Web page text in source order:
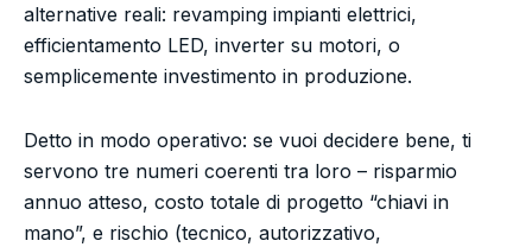
alternative reali: revamping impianti elettrici,
efficientamento LED, inverter su motori, o
semplicemente investimento in produzione.
Detto in modo operativo: se vuoi decidere bene, ti
servono tre numeri coerenti tra loro – risparmio
annuo atteso, costo totale di progetto “chiavi in
mano”, e rischio (tecnico, autorizzativo,